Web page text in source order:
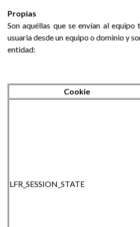
Propias
Son aquéllas que se envían al
usuaria desde un equipo o dominio y
entidad:
Cookie
LFR_SESSION_STATE